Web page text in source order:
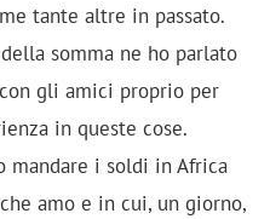
tante altre in passato.
somma ne ho parlato
gli amici proprio per
in queste cose.
mandare i soldi in Africa
amo e in cui, un giorno,